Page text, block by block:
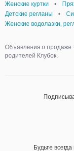
Женские куртки
•
Детские регланы
•
Женские водолазки,
Объявления о продаже
родителей Клубок.
Будьте